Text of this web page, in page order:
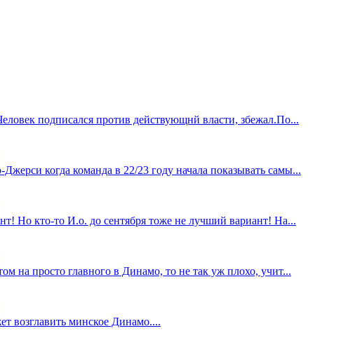
подписался против действующнй власти, збежал.По...
когда команда в 22/23 году начала показывать самы...
Но кто-то И.о. до сентября тоже не лучший вариант! На...
на просто главного в Динамо, то не так уж плохо, учит...
возглавить минское Динамо....